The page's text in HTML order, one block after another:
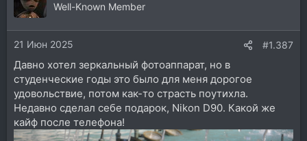
и
и
:
Well-Known Member
21 Июн 2025 #1.387
Давно хотел зеркальный фотоаппарат, но в
студенческие годы это было для меня дорогое
удовольствие, потом как-то страсть поутихла.
Недавно сделал себе подарок, Nikon D90. Какой же
кайф после телефона!